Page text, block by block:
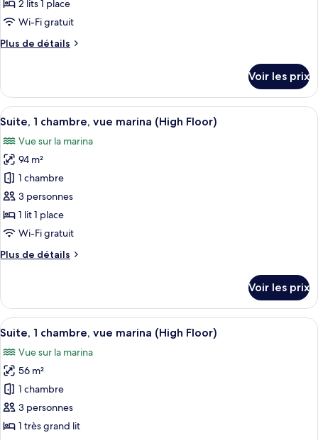
de
chambre :
Chambre,
une
place,
accès
au
salon
club,
vue
marina
2 lits 1 place
Wi-Fi gratuit
Plus de détails
Plus
le
type
de
Chambre,
2
lits
une
place,
accès
au
salon
vue
Voir les prix
Afficher
toutes
les
photos
pour
ce
type
de
chambre :
Suite,
vue
marina
(High
Floor)
Un salon moderne doté d’un grand
9
Suite, 1 chambre, vue marina (High Floor)
Vue sur la marina
94 m²
1 chambre
3 personnes
1 lit 1 place
Wi-Fi gratuit
Plus de détails
Plus
le
type
de
Suite,
chambre,
vue
marina
(High
Floor)
Voir les prix
Afficher
toutes
les
photos
pour
ce
type
Un salon moderne doté d’un grand
9
Suite, 1 chambre, vue marina (High Floor)
Vue sur la marina
56 m²
1 chambre
3 personnes
1 très grand lit